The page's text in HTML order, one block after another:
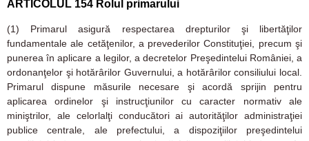
ARTICOLUL 154 Rolul primarului
(1) Primarul asigură respectarea drepturilor şi libertăţilor
fundamentale ale cetăţenilor, a prevederilor Constituţiei, precum şi
punerea în aplicare a legilor, a decretelor Preşedintelui României, a
ordonanţelor şi hotărârilor Guvernului, a hotărârilor consiliului local.
Primarul dispune măsurile necesare şi acordă sprijin pentru
aplicarea ordinelor şi instrucţiunilor cu caracter normativ ale
miniştrilor, ale celorlalţi conducători ai autorităţilor administraţiei
publice centrale, ale prefectului, a dispoziţiilor preşedintelui